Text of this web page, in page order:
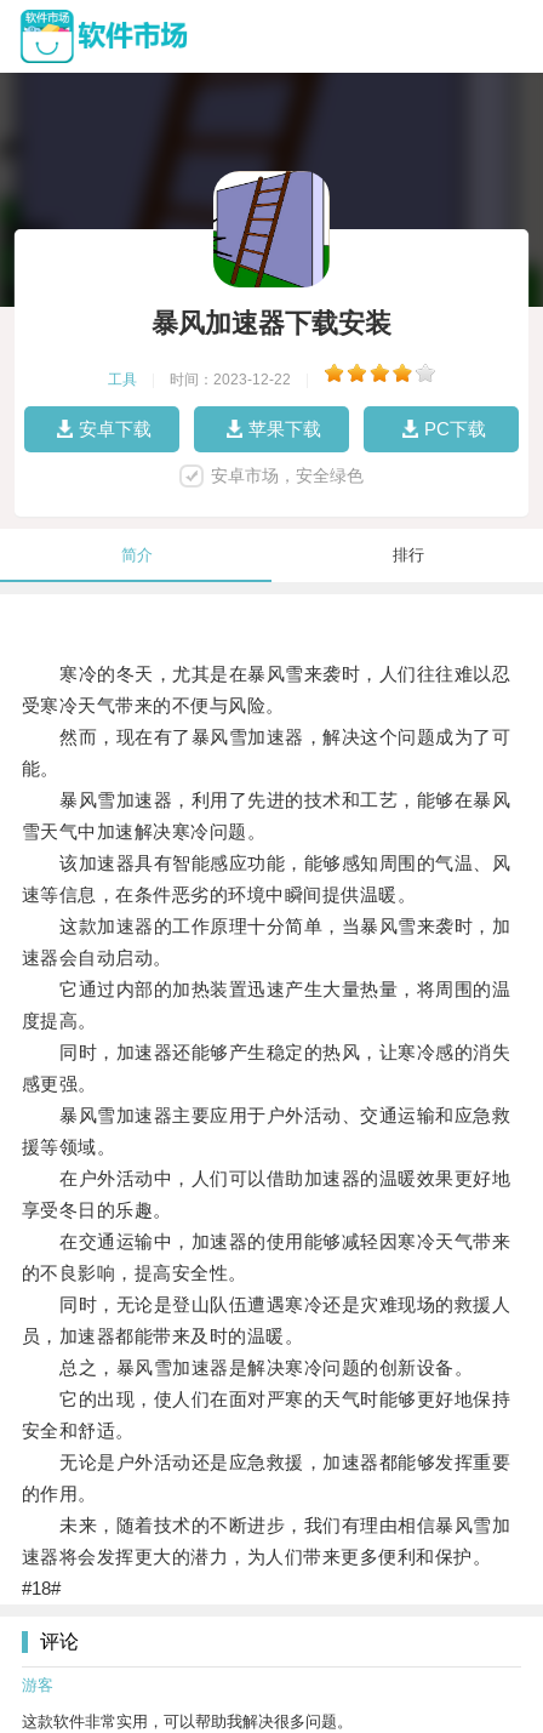
暴风加速器下载安装
工具 时间：2023-12-22
安卓下载 苹果下载 PC下载
安卓市场，安全绿色
简介 排行
寒冷的冬天，尤其是在暴风雪来袭时，人们往往难以忍
受寒冷天气带来的不便与风险。
然而，现在有了暴风雪加速器，解决这个问题成为了可
能。
暴风雪加速器，利用了先进的技术和工艺，能够在暴风
雪天气中加速解决寒冷问题。
该加速器具有智能感应功能，能够感知周围的气温、风
速等信息，在条件恶劣的环境中瞬间提供温暖。
这款加速器的工作原理十分简单，当暴风雪来袭时，加
速器会自动启动。
它通过内部的加热装置迅速产生大量热量，将周围的温
度提高。
同时，加速器还能够产生稳定的热风，让寒冷感的消失
感更强。
暴风雪加速器主要应用于户外活动、交通运输和应急救
援等领域。
在户外活动中，人们可以借助加速器的温暖效果更好地
享受冬日的乐趣。
在交通运输中，加速器的使用能够减轻因寒冷天气带来
的不良影响，提高安全性。
同时，无论是登山队伍遭遇寒冷还是灾难现场的救援人
员，加速器都能带来及时的温暖。
总之，暴风雪加速器是解决寒冷问题的创新设备。
它的出现，使人们在面对严寒的天气时能够更好地保持
安全和舒适。
无论是户外活动还是应急救援，加速器都能够发挥重要
的作用。
未来，随着技术的不断进步，我们有理由相信暴风雪加
速器将会发挥更大的潜力，为人们带来更多便利和保护。
#18#
评论
游客
这款软件非常实用，可以帮助我解决很多问题。